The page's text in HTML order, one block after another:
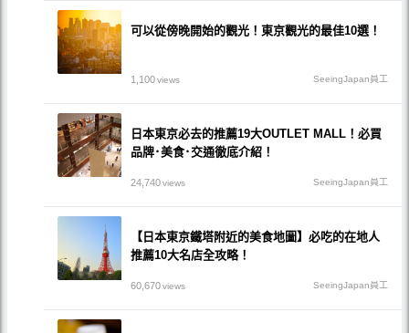
可以從傍晚開始的觀光！東京觀光的最佳10選！
1,100views SeeingJapan員工
日本東京必去的推薦19大OUTLET MALL！必買
品牌･美食･交通徹底介紹！
24,740views SeeingJapan員工
【日本東京鐵塔附近的美食地圖】必吃的在地人
推薦10大名店全攻略！
60,670views SeeingJapan員工